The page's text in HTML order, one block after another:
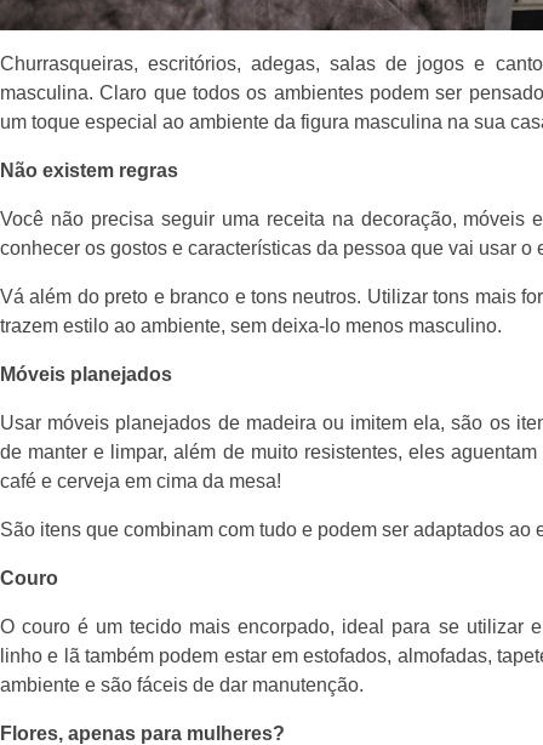
Churrasqueiras, escritórios, adegas, salas de jogos e
masculina. Claro que todos os ambientes podem ser
um toque especial ao ambiente da figura masculina na sua
Não existem regras
Você não precisa seguir uma receita na decoração, móveis
conhecer os gostos e características da pessoa que vai usar o
Vá além do preto e branco e tons neutros. Utilizar tons mais
trazem estilo ao ambiente, sem deixa-lo menos masculino.
Móveis planejados
Usar móveis planejados de madeira ou imitem ela, são os
de manter e limpar, além de muito resistentes, eles
café e cerveja em cima da mesa!
São itens que combinam com tudo e podem ser adaptados
Couro
O couro é um tecido mais encorpado, ideal para se utilizar
linho e lã também podem estar em estofados, almofadas,
ambiente e são fáceis de dar manutenção.
Flores, apenas para mulheres?